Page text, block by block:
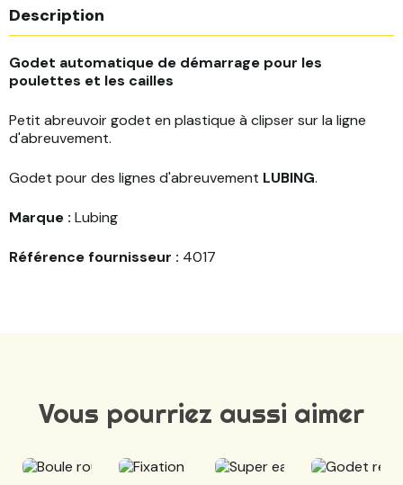
Description
Godet automatique de démarrage pour les
poulettes et les cailles
Petit abreuvoir godet en plastique à clipser sur la ligne
d'abreuvement.
Godet pour des lignes d'abreuvement LUBING.
Marque : Lubing
Référence fournisseur : 4017
Vous pourriez aussi aimer